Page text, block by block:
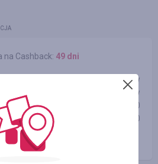
na Cashback: 49 dni
z wiodących dostawców
wysoką jakość produktów w
000 produktów w ponad 100
już ponad 400 000 osób z 170
w TOMTOP.